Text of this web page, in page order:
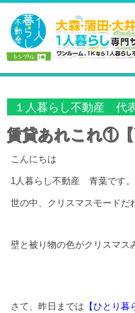
１人暮らし不動産 代
賃貸あれこれ①【
こんにちは
1人暮らし不動産 青葉です。
世の中、クリスマスモードだ
壁と被り物の色がクリスマス
さて、昨日までは 【ひとり暮